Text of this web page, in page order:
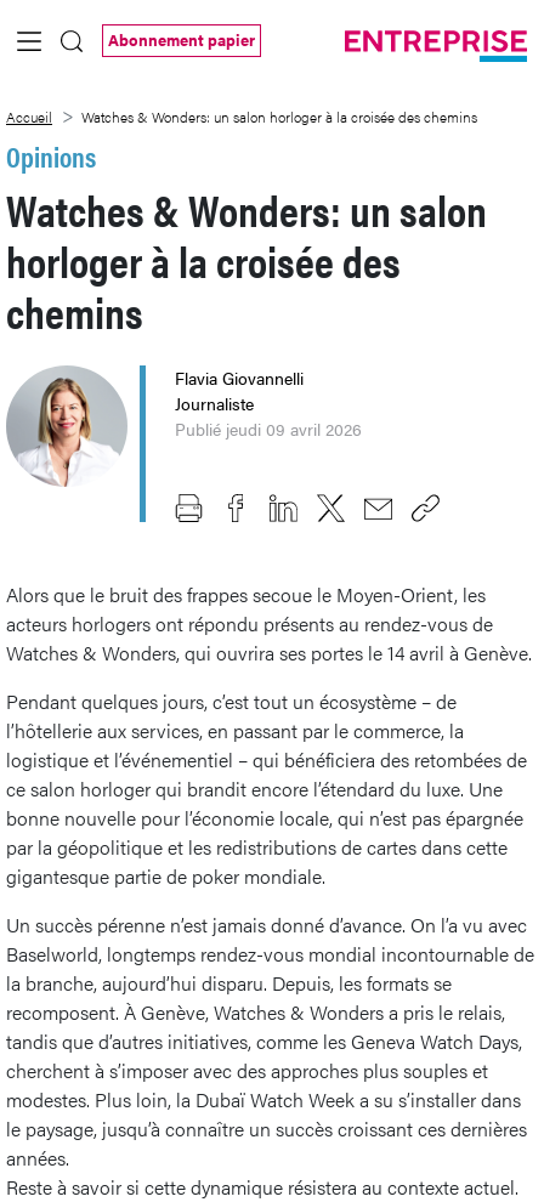
Saut au contenu principal
Abonnement papier
Accueil Watches & Wonders: un salon horloger à la croisée des chemins
Opinions
Watches & Wonders: un salon
horloger à la croisée des
chemins
Flavia Giovannelli
Journaliste
Publié jeudi 09 avril 2026
Alors que le bruit des frappes secoue le Moyen-Orient, les
acteurs horlogers ont répondu présents au rendez-vous de
Watches & Wonders, qui ouvrira ses portes le 14 avril à Genève.
Pendant quelques jours, c’est tout un écosystème – de
l’hôtellerie aux services, en passant par le commerce, la
logistique et l’événementiel – qui bénéficiera des retombées de
ce salon horloger qui brandit encore l’étendard du luxe. Une
bonne nouvelle pour l’économie locale, qui n’est pas épargnée
par la géopolitique et les redistributions de cartes dans cette
gigantesque partie de poker mondiale.
Un succès pérenne n’est jamais donné d’avance. On l’a vu avec
Baselworld, longtemps rendez-vous mondial incontournable de
la branche, aujourd’hui disparu. Depuis, les formats se
recomposent. À Genève, Watches & Wonders a pris le relais,
tandis que d’autres initiatives, comme les Geneva Watch Days,
cherchent à s’imposer avec des approches plus souples et
modestes. Plus loin, la Dubaï Watch Week a su s’installer dans
le paysage, jusqu’à connaître un succès croissant ces dernières
années.
Reste à savoir si cette dynamique résistera au contexte actuel.